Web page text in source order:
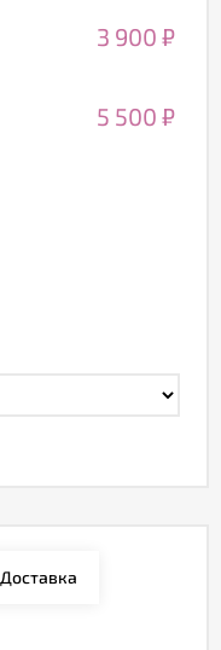
3 900 ₽
5 500 ₽
Доставка